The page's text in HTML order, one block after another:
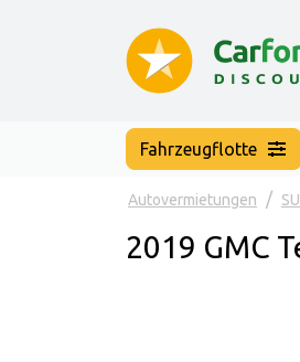
Fahrzeugflotte
Autovermietungen
2019 GMC